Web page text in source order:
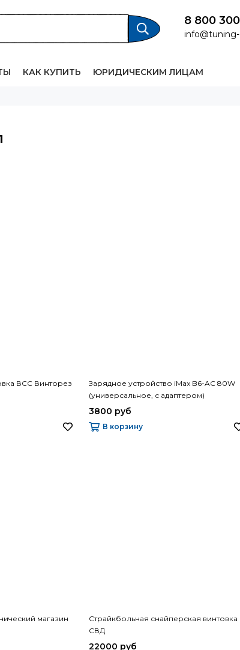
8 800
КАК КУПИТЬ ЮРИДИЧЕСКИМ ЛИЦАМ
ВСС Винторез
Зарядное устройство iMax B6-AC 80W
(универсальное, с адаптером)
3800 руб
В корзину
магазин
Страйкбольная снайперская винтовка
СВД
22000 руб